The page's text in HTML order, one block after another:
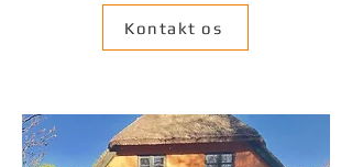
Kontakt os